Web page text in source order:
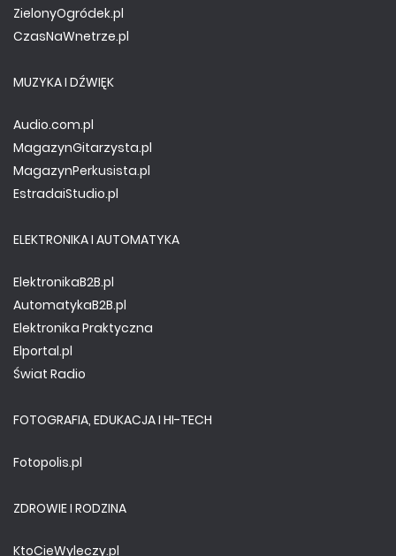
ZielonyOgródek.pl
CzasNaWnetrze.pl
MUZYKA I DŹWIĘK
Audio.com.pl
MagazynGitarzysta.pl
MagazynPerkusista.pl
EstradaiStudio.pl
ELEKTRONIKA I AUTOMATYKA
ElektronikaB2B.pl
AutomatykaB2B.pl
Elektronika Praktyczna
Elportal.pl
Świat Radio
FOTOGRAFIA, EDUKACJA I HI-TECH
Fotopolis.pl
ZDROWIE I RODZINA
KtoCieWyleczy.pl